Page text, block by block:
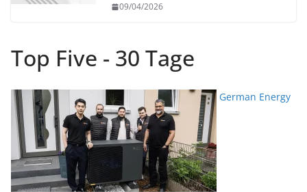
09/04/2026
Top Five - 30 Tage
German Energy